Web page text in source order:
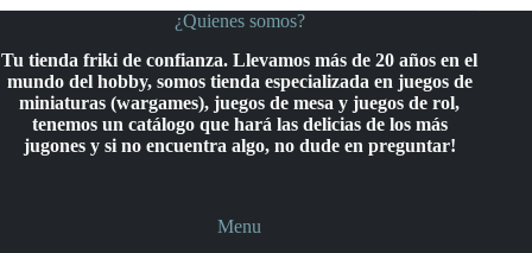
¿Quienes somos?
Tu tienda friki de confianza. Llevamos más de 20 años en el
mundo del hobby, somos tienda especializada en juegos de
miniaturas (wargames), juegos de mesa y juegos de rol,
tenemos un catálogo que hará las delicias de los más
jugones y si no encuentra algo, no dude en preguntar!
Menu